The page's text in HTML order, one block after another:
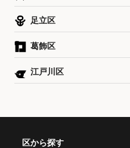
足立区
葛飾区
江戸川区
区から探す